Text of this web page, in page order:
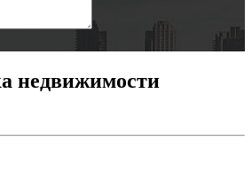
недвижимости